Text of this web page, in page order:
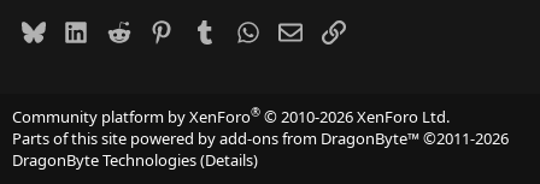
BlueskyLinkedIn
Reddit PinterestTumblrWhatsApp
EmailLink
Community platform by XenForo® © 2010-2026 XenForo Ltd.
Parts of this site powered byadd-ons from DragonByte™©2011-2026
DragonByte Technologies(Details)